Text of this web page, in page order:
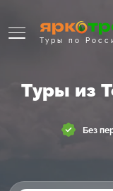
Туры по
Туры из
Без